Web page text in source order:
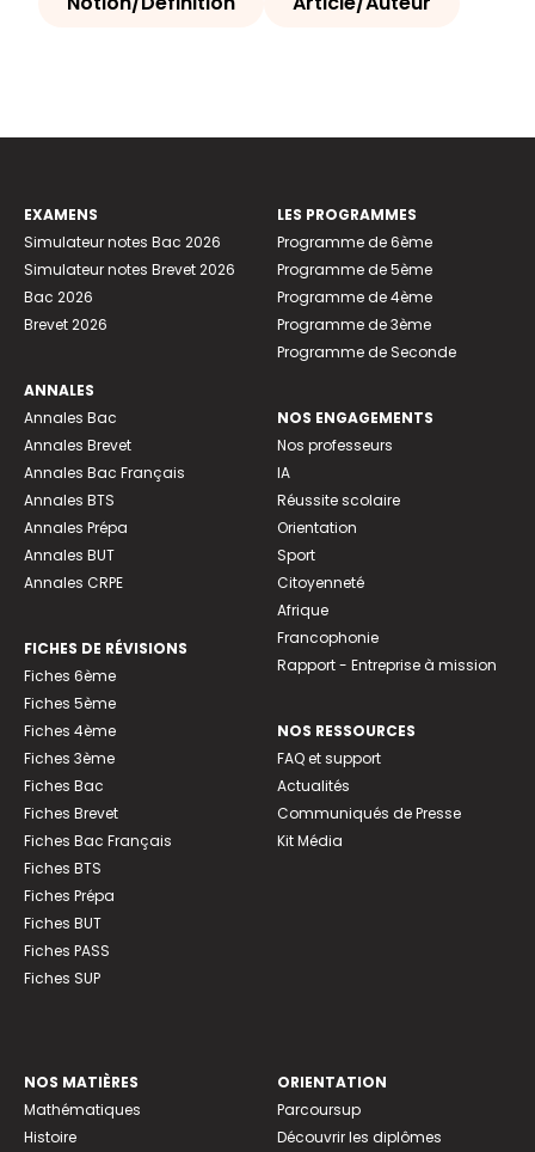
EXAMENS
Simulateur notes Bac 2026
Simulateur notes Brevet 2026
Bac 2026
Brevet 2026
ANNALES
Annales Bac
Annales Brevet
Annales Bac Français
Annales BTS
Annales Prépa
Annales BUT
Annales CRPE
FICHES DE RÉVISIONS
Fiches 6ème
Fiches 5ème
Fiches 4ème
Fiches 3ème
Fiches Bac
Fiches Brevet
Fiches Bac Français
Fiches BTS
Fiches Prépa
Fiches BUT
Fiches PASS
Fiches SUP
LES PROGRAMMES
Programme de 6ème
Programme de 5ème
Programme de 4ème
Programme de 3ème
Programme de Seconde
NOS ENGAGEMENTS
Nos professeurs
IA
Réussite scolaire
Orientation
Sport
Citoyenneté
Afrique
Francophonie
Rapport - Entreprise à mission
NOS RESSOURCES
FAQ et support
Actualités
Communiqués de Presse
Kit Média
NOS MATIÈRES
Mathématiques
Histoire
ORIENTATION
Parcoursup
Découvrir les diplômes